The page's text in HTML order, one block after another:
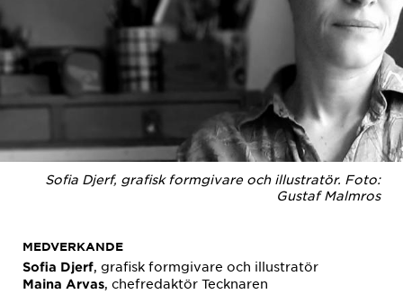
Sofia Djerf, grafisk formgivare och illustratör. Foto:
Gustaf Malmros
MEDVERKANDE
Sofia Djerf, grafisk formgivare och illustratör
Maina Arvas, chefredaktör Tecknaren